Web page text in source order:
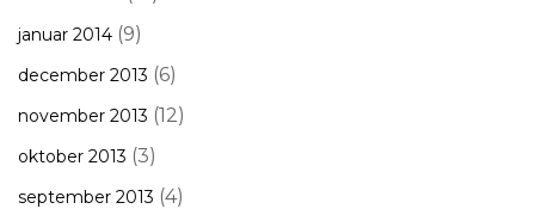
januar 2014 (9)
december 2013 (6)
november 2013 (12)
oktober 2013 (3)
september 2013 (4)